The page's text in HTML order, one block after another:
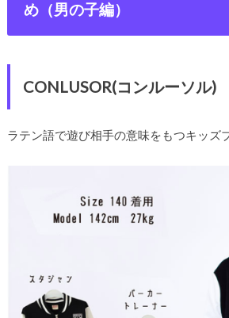
め（男の子編）
CONLUSOR(コンルーソル)
ラテン語で遊び相手の意味をもつキッズ